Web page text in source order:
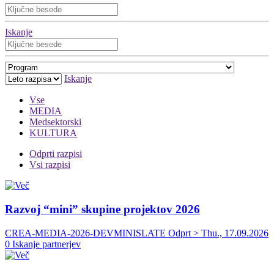
Iskanje
Iskanje
Vse
MEDIA
Medsektorski
KULTURA
Odprti razpisi
Vsi razpisi
Razvoj “mini” skupine projektov 2026
CREA-MEDIA-2026-DEVMINISLATE Odprt > Thu., 17.09.2026
0 Iskanje partnerjev